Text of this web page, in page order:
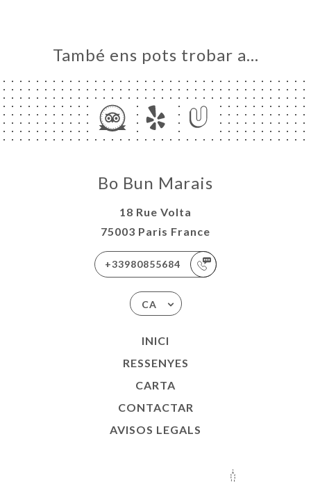
També ens pots trobar a…
Bo Bun Marais
18 Rue Volta
75003 Paris France
+33980855684
CA
INICI
RESSENYES
CARTA
CONTACTAR
AVISOS LEGALS